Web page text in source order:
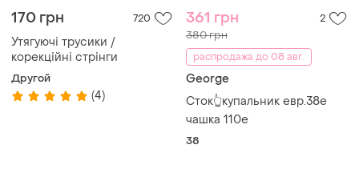
170 грн 720
Утягуючі трусики /
корекційні стрінги
Другой
(4)
361 грн 2
380 грн
распродажа до 08 авг.
George
Сток👆купальник евр.38е
чашка 110е
38